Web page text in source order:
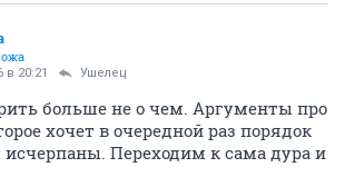
в 20:21 Ушелец
больше не о чем. Аргументы про
хочет в очередной раз порядок
исчерпаны. Переходим к сама дура и